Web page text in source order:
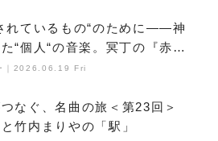
れているもの“のために――神
“個人“の音楽。冥丁の『赤城
レポート
2026.06.19 Fri
つなぐ、名曲の旅＜第23回＞
竹内まりやの「駅」